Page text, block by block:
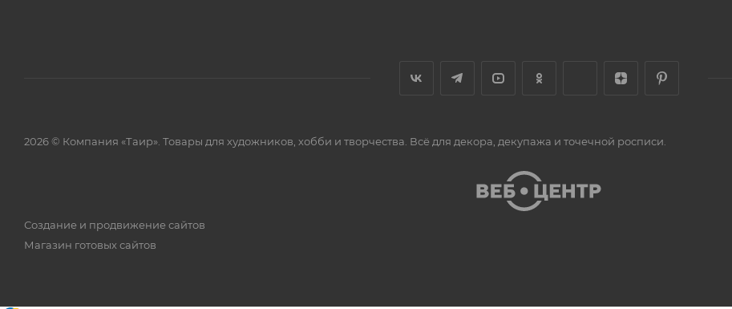
2026 © Компания «Таир». Товары для художников, хобби и творчества. Всё для декора, декупажа и точечной росписи.
Создание и продвижение сайтов
Магазин готовых сайтов